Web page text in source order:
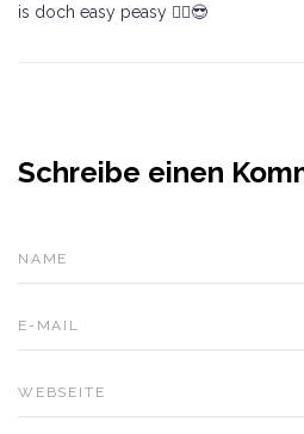
is doch easy peasy 🤷‍♂️😎
Schreibe einen